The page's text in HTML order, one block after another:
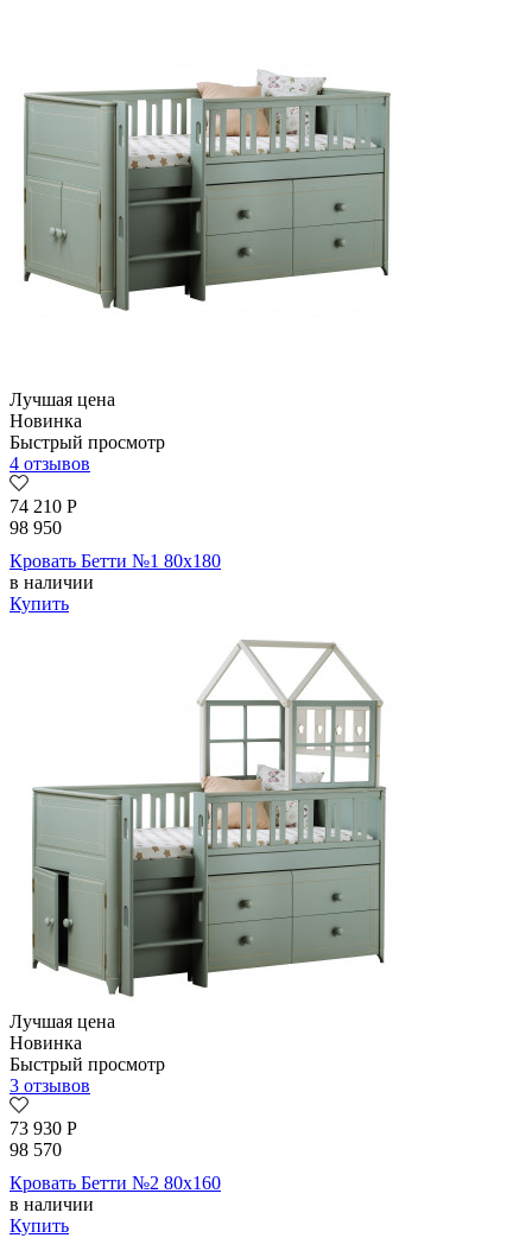
Лучшая цена
Новинка
Быстрый просмотр
4 отзывов
74 210 Р
98 950
Кровать Бетти №1 80х180
в наличии
Купить
Лучшая цена
Новинка
Быстрый просмотр
3 отзывов
73 930 Р
98 570
Кровать Бетти №2 80х160
в наличии
Купить